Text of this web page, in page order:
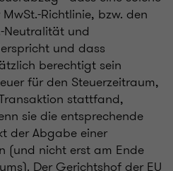
Richtlinie, bzw. den
Neutralität und
und dass
berechtigt sein
für den Steuerzeitraum,
stattfand,
sie die entsprechende
der Abgabe einer
(und nicht erst am Ende
Der Gerichtshof der EU